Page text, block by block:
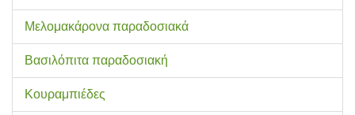
Μελομακάρονα παραδοσιακά
Βασιλόπιτα παραδοσιακή
Κουραμπιέδες